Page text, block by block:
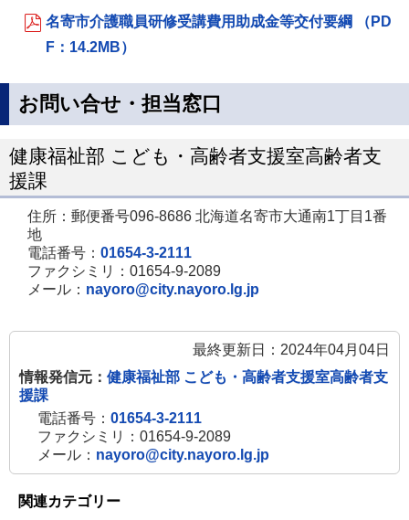
名寄市介護職員研修受講費用助成金等交付要綱 （PD
F：14.2MB）
お問い合せ・担当窓口
健康福祉部 こども・高齢者支援室高齢者支
援課
住所：郵便番号096-8686 北海道名寄市大通南1丁目1番
地
電話番号： 01654-3-2111
ファクシミリ：01654-9-2089
メール： nayoro@city.nayoro.lg.jp
最終更新日：2024年04月04日
情報発信元： 健康福祉部 こども・高齢者支援室高齢者支
援課
電話番号： 01654-3-2111
ファクシミリ：01654-9-2089
メール： nayoro@city.nayoro.lg.jp
関連カテゴリー